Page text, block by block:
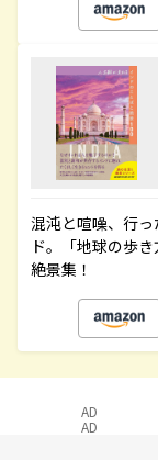
混沌と喧噪、行
ド。「地球の歩
絶景集！
AD
AD